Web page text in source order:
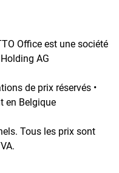
Office est une société
AG
de prix réservés •
en Belgique
Tous les prix sont